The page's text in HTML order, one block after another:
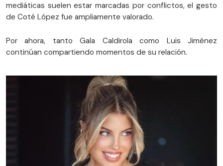
mediáticas suelen estar marcadas por conflictos, el gesto
de Coté López fue ampliamente valorado.
Por ahora, tanto Gala Caldirola como Luis Jiménez
continúan compartiendo momentos de su relación.